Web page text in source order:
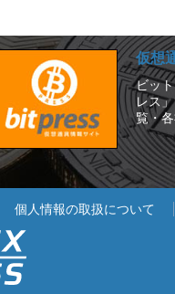
仮想
ビッ
レス
覧・
個人情報の取扱について